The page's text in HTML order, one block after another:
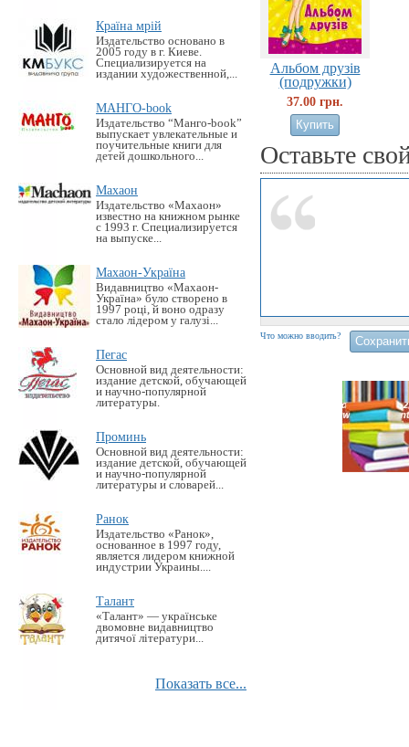
Країна мрій
Издательство основано в
2005 году в г. Киеве.
Специализируется на
издании художественной,...
МАНГО-book
Издательство “Манго-book”
выпускает увлекательные и
поучительные книги для
детей дошкольного...
Махаон
Издательство «Махаон»
известно на книжном рынке
с 1993 г. Специализируется
на выпуске...
Махаон-Україна
Видавництво «Махаон-
Україна» було створено в
1997 році, й воно одразу
стало лідером у галузі...
Пегас
Основной вид деятельности:
издание детской, обучающей
и научно-популярной
литературы.
Проминь
Основной вид деятельности:
издание детской, обучающей
и научно-популярной
литературы и словарей...
Ранок
Издательство «Ранок»,
основанное в 1997 году,
является лидером книжной
индустрии Украины....
Талант
«Талант» — українське
двомовне видавництво
дитячої літератури...
Показать все...
Альбом друзiв
(подружки)
37.00 грн.
Оставьте
Что можно вводить?